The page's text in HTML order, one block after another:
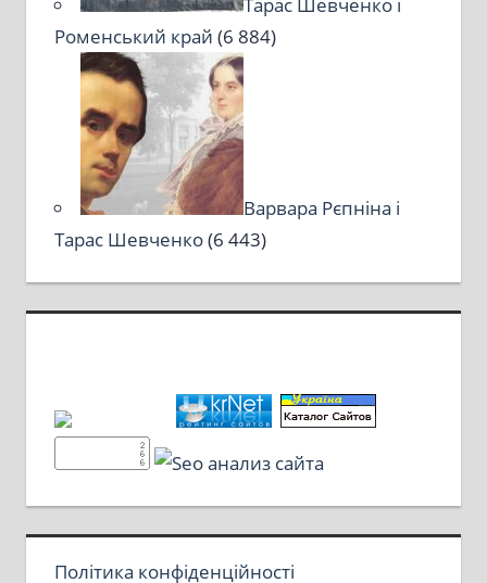
Роменський край (6 884)
Варвара Рєпніна і
Тарас Шевченко(6 443)
Політика конфіденційності